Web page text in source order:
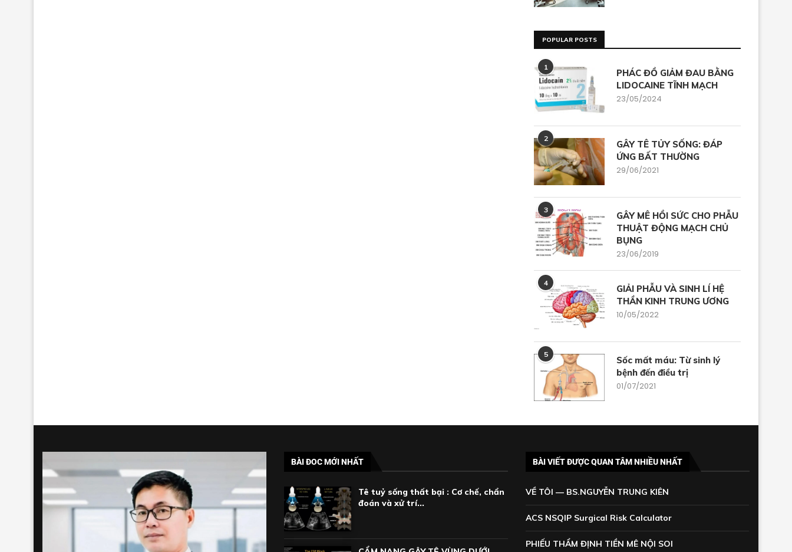
POPULAR POSTS
1
PHÁC ĐỒ GIẢM ĐAU BẰNG
LIDOCAINE TĨNH MẠCH
23/05/2024
2
GÂY TÊ TỦY SỐNG: ĐÁP
ỨNG BẤT THƯỜNG
29/06/2021
3
GÂY MÊ HỒI SỨC CHO PHẪU
THUẬT ĐỘNG MẠCH CHỦ
BỤNG
23/06/2019
4
GIẢI PHẪU VÀ SINH LÍ HỆ
THẦN KINH TRUNG ƯƠNG
10/05/2022
5
Sốc mất máu: Từ sinh lý
bệnh đến điều trị
01/07/2021
BÀI ĐOC MỚI NHẤT
Tê tuỷ sống thất bại : Cơ chế, chẩn
đoán và xử trí...
BÀI VIẾT ĐƯỢC QUAN TÂM NHIỀU NHẤT
VỀ TÔI — BS.NGUYỄN TRUNG KIÊN
ACS NSQIP Surgical Risk Calculator
PHIẾU THẨM ĐỊNH TIỀN MÊ NỘI SOI